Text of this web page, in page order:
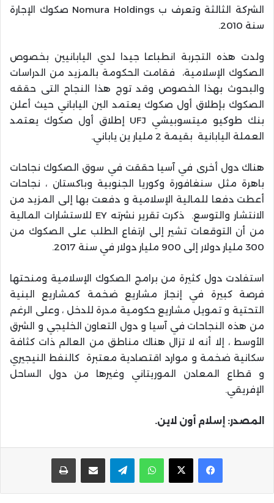
الشركة الثالثة وتعرف ب Nomura Holdings صكوك الإجارة
سنة 2010.
ولدت هذه التجربة انطباعا جيدا لدي اليابانيين بخصوص
الصكوك الإسلامية، فقامت الحكومة بالمزيد من الدراسات
والبحوث بهذا الخصوص وقد توج هذا النجاح التى حققه
الصكوك بإطلاق أول صكوك يعتمد الين الياباني حيث أعلن
بنك طوكيو ميتسوبيشي UFJ إطلاق أول صكوك يعتمد
العملة اليابانية بقيمة 2 مليار ين ياباني.
هناك دول أخرى في آسيا حققت في سوق الصكوك نجاحات
باهرة مثل سنغافورة وكوريا الجنوبية وباكستان ، نجاحات
أعطت دفعا للمالية الإسلامية و دفعت بها إلى المزيد من
الانتشار والتوسع. ذكرت تقرير نشرته EY للاستشارات المالية
من أن التوقعات تشير إلى ارتفاع الطلب على الصكوك من
300 مليار دولار إلى 900 مليار دولار في سنة 2017.
استفادت دول كثيرة من برامج الصكوك الإسلامية ومنحتها
فرصة كبيرة في إنجاز مشاريع ضخمة كمشاريع البنية
التحتية و تمويل مشاريع حكومية مدرة للدخل ، وعلى الرغم
من هذه النجاحات في آسيا و دول التعاون الخليجي و الشرق
الأوسط ، إلا أنه لا تزال هناك مناطق من العالم ذات كثافة
سكانية ضخمة و موارد اقتصادية معتبرة كالنفط النيجيري
و قطاع المعادن الموريتاني وغيرها من دول الساحل
الإفريقي.
المصدر: إسلام أون لاين.
واتساب تيلقرام مشاركة عبر البريد